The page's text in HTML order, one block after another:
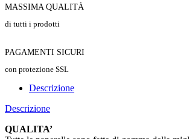
MASSIMA QUALITÀ
di tutti i prodotti
PAGAMENTI SICURI
con protezione SSL
Descrizione
Descrizione
QUALITA’